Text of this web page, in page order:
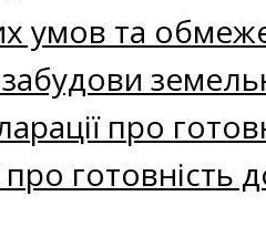
умов та
про
про готовність